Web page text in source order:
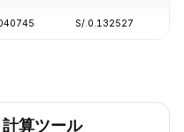
S/.0.132527
算ツール